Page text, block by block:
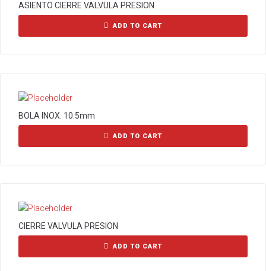
ASIENTO CIERRE VALVULA PRESION
ADD TO CART
BOLA INOX. 10.5mm
ADD TO CART
CIERRE VALVULA PRESION
ADD TO CART